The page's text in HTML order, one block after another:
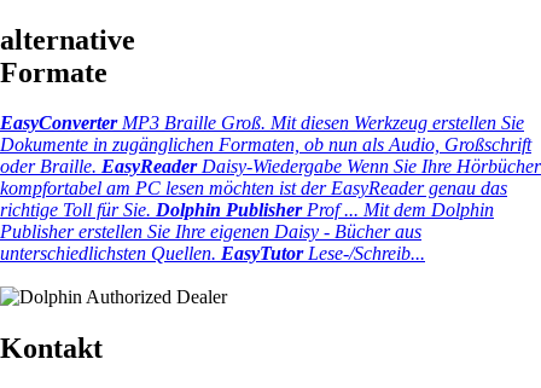
alternative
Formate
EasyConverterMP3 Braille Groß. Mit diesen Werkzeug erstellen Sie
Dokumente in zugänglichen Formaten, ob nun als Audio, Großschrift
oder Braille. EasyReaderDaisy-Wiedergabe Wenn Sie Ihre Hörbücher
kompfortabel am PC lesen möchten ist der EasyReader genau das
richtige Toll für Sie. Dolphin PublisherProf ... Mit dem Dolphin
Publisher erstellen Sie Ihre eigenen Daisy - Bücher aus
unterschiedlichsten Quellen. EasyTutorLese-/Schreib...
Kontakt